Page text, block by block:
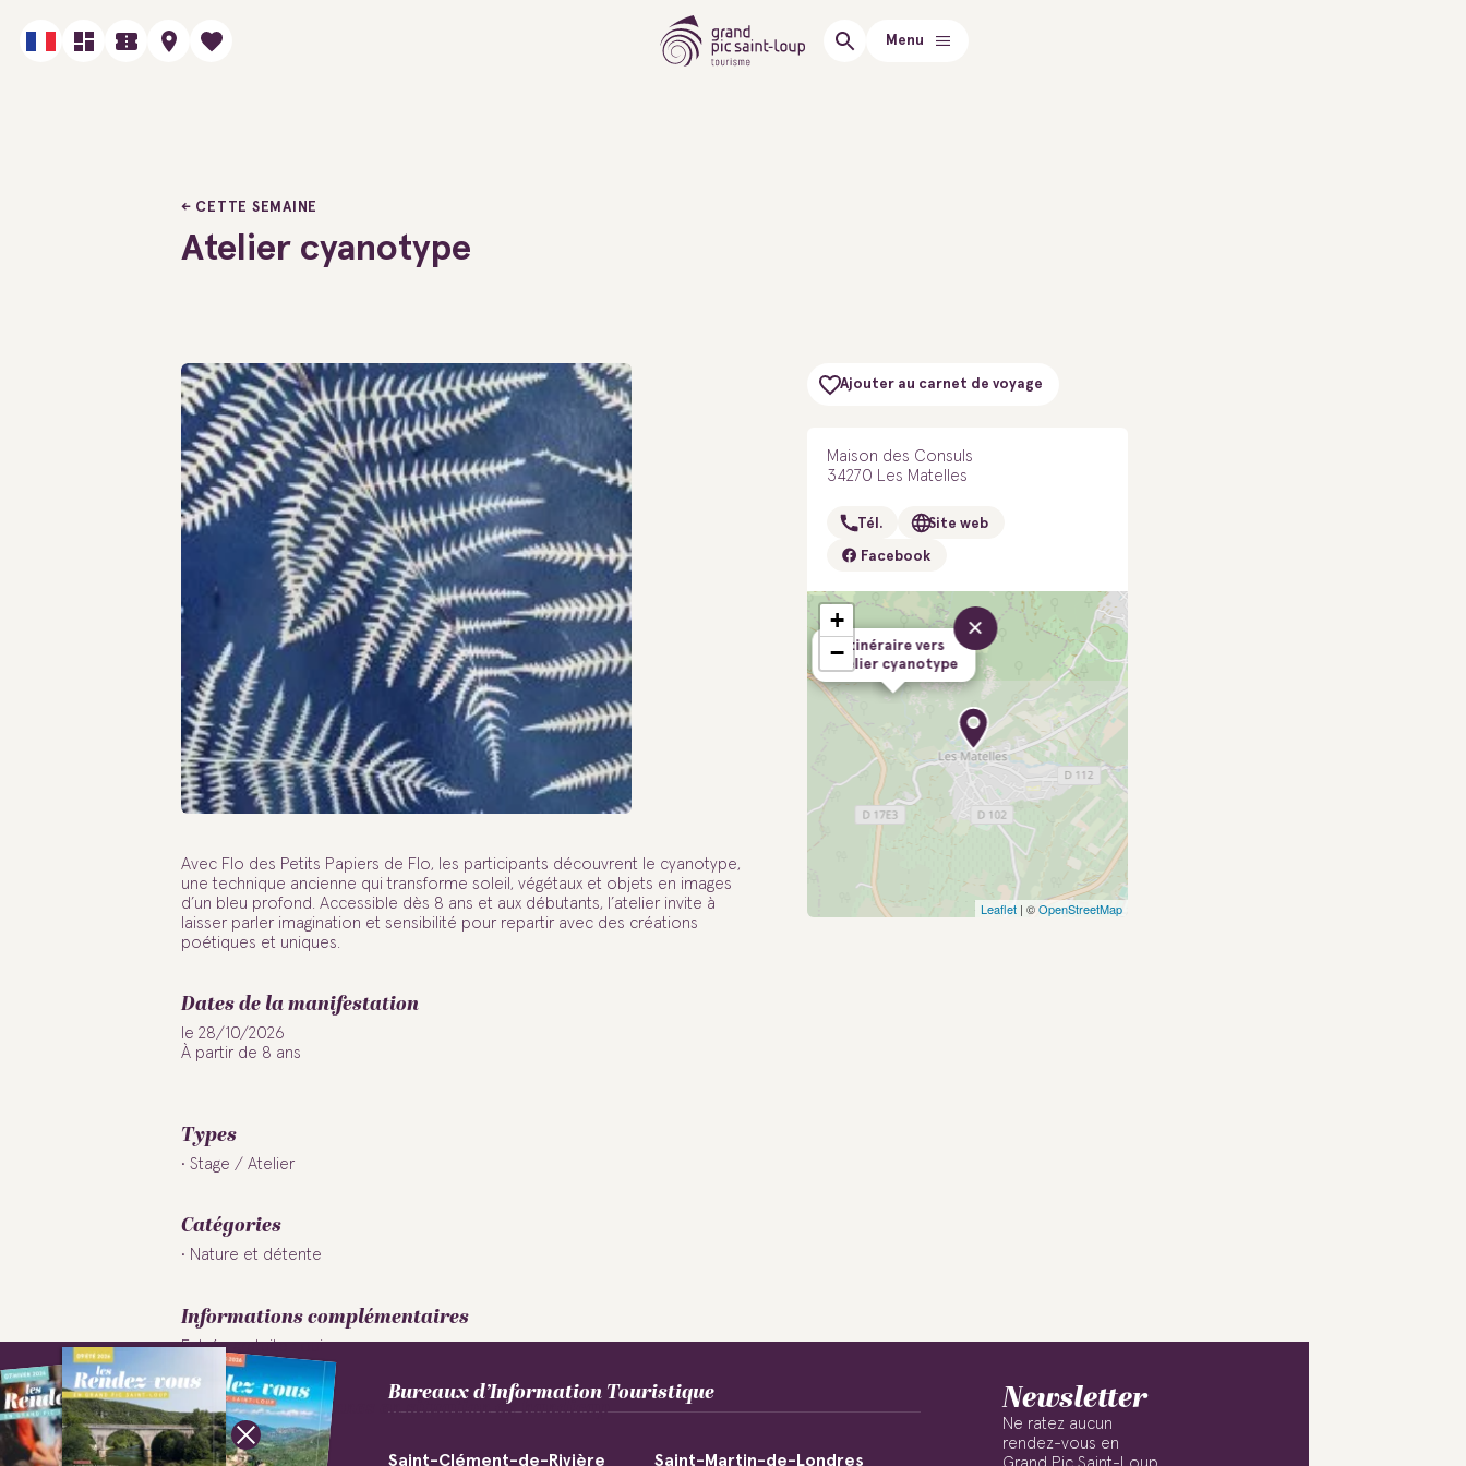
Menu
CETTE SEMAINE
Atelier cyanotype
Avec Flo des Petits Papiers de Flo, les participants découvrent le cyanotype,
une technique ancienne qui transforme soleil, végétaux et objets en images
d’un bleu profond. Accessible dès 8 ans et aux débutants, l’atelier invite à
laisser parler imagination et sensibilité pour repartir avec des créations
poétiques et uniques.
Dates de la manifestation
le 28/10/2026
À partir de 8 ans
Types
Stage / Atelier
Catégories
Nature et détente
Informations complémentaires
Entrée gratuite : oui
Accueil de personnes en situation de handicap
Accessible
Ajouter au carnet de voyage
Maison des Consuls
34270 Les Matelles
Tél. Site web
Facebook
Itinéraire vers
Atelier cyanotype
×
+
−
Leaflet | ©OpenStreetMap
Bureaux d’Information Touristique
Saint-Clément-de-Rivière Saint-Martin-de-Londres
Newsletter
Ne ratez aucun
rendez-vous en